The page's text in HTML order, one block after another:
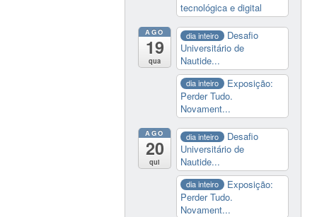
tecnológica e digital
AGO
19
qua
dia inteiro
Desafio
Universitário de
Nautide...
dia inteiro
Exposição:
Perder Tudo.
Novament...
AGO
20
qui
dia inteiro
Desafio
Universitário de
Nautide...
dia inteiro
Exposição:
Perder Tudo.
Novament...